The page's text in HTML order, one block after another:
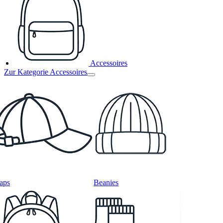
Accessoires
Zur Kategorie Accessoires
Beanies